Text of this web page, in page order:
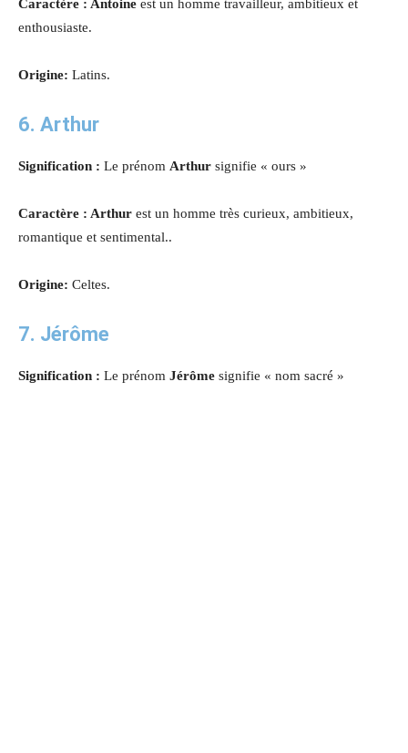
Caractère : Antoine est un homme travailleur, ambitieux et
enthousiaste.
Origine: Latins.
6. Arthur
Signification : Le prénom Arthur signifie « ours »
Caractère : Arthur est un homme très curieux, ambitieux,
romantique et sentimental..
Origine: Celtes.
7. Jérôme
Signification : Le prénom Jérôme signifie « nom sacré »